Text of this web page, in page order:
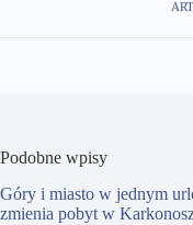
Podobne wpisy
Góry i miasto w jednym
zmienia pobyt w